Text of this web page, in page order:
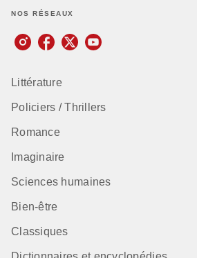
NOS RÉSEAUX
Littérature
Policiers / Thrillers
Romance
Imaginaire
Sciences humaines
Bien-être
Classiques